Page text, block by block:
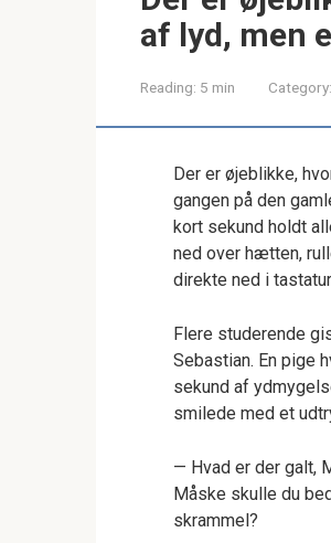
af lyd, men
Reading: 5 min Category:
Der er øjeblikke,
gangen på den
kort sekund holdt
ned over hætten,
direkte ned i
Flere studerende
Sebastian. En pige
sekund af
smilede med et
— Hvad er der galt,
Måske skulle du
skrammel?